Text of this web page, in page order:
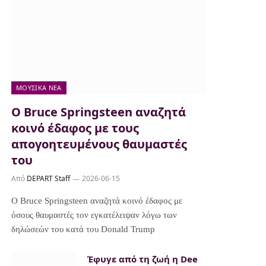
ΜΟΥΣΙΚΆ ΝΈΑ
Ο Bruce Springsteen αναζητά
κοινό έδαφος με τους
απογοητευμένους θαυμαστές
του
Από DEPART Staff 2026-06-15
Ο Bruce Springsteen αναζητά κοινό έδαφος με
όσους θαυμαστές τον εγκατέλειψαν λόγω των
δηλώσεών του κατά του Donald Trump
Έφυγε από τη ζωή η Dee